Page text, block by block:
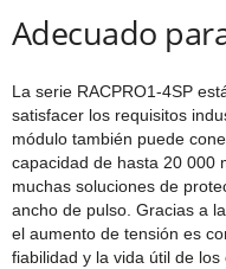
Adecuado
La serie RACPRO1-4SP
satisfacer los requisitos
módulo también puede
capacidad de hasta 20 000
muchas soluciones de
ancho de pulso. Gracias a
el aumento de tensión es
fiabilidad y la vida útil de